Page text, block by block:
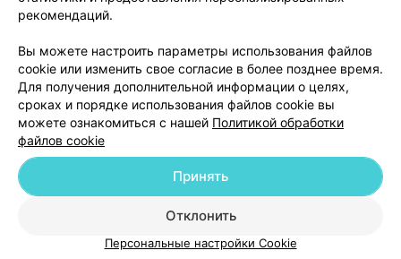
Обработка персональных данных
© 2026 ООО «Артокс Лаб», УНП 191700409 | 220012, Республика Беларусь,
рекомендаций.
Вы можете настроить параметры использования файлов
cookie или изменить свое согласие в более позднее время.
Для получения дополнительной информации о целях,
сроках и порядке использования файлов cookie вы
можете ознакомиться с нашей Политикой обработки
файлов cookie
Отклонить
Принять
Персональные настройки Cookie